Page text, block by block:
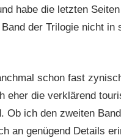
habe die letzten
der Trilogie nicht in
schon fast
eher die verklärend
ich den zweiten
an genügend Details